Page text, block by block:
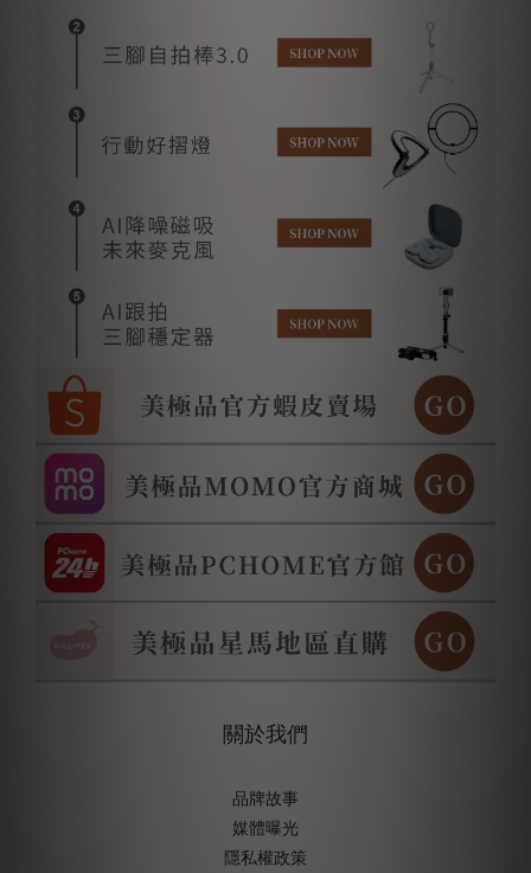
關於我們
品牌故事
媒體曝光
隱私權政策